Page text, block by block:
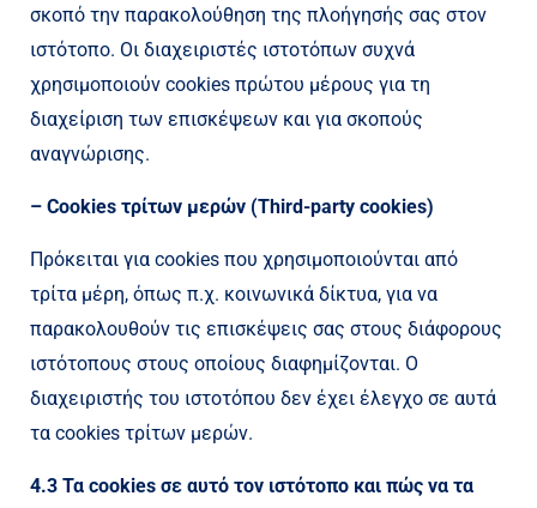
σκοπό την παρακολούθηση της πλοήγησής σας στον
ιστότοπο. Οι διαχειριστές ιστοτόπων συχνά
χρησιμοποιούν cookies πρώτου μέρους για τη
διαχείριση των επισκέψεων και για σκοπούς
αναγνώρισης.
– Cookies τρίτων μερών (Third-party cookies)
Πρόκειται για cookies που χρησιμοποιούνται από
τρίτα μέρη, όπως π.χ. κοινωνικά δίκτυα, για να
παρακολουθούν τις επισκέψεις σας στους διάφορους
ιστότοπους στους οποίους διαφημίζονται. Ο
διαχειριστής του ιστοτόπου δεν έχει έλεγχο σε αυτά
τα cookies τρίτων μερών.
4.3 Τα cookies σε αυτό τον ιστότοπο και πώς να τα